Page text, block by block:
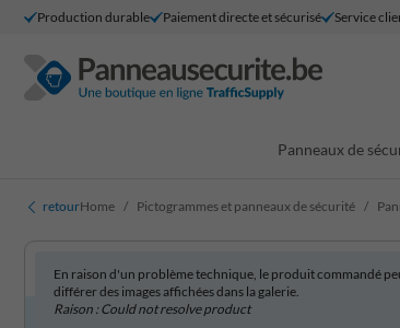
Production durable Paiement directe et sécurisé Service
Panneaux de
retourHome Pictogrammes et panneaux de sécurité
En raison d'un problème technique, le produit commandé
différer des images affichées dans la galerie.
Raison : Could not resolve product
Produit personnalisable ?